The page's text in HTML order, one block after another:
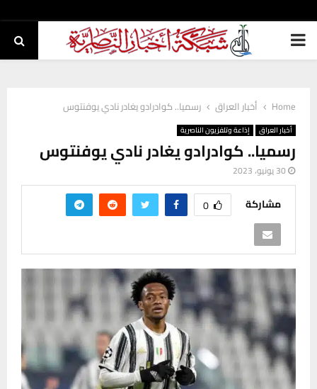
PRIMARY
Home أخبار العراق رسميا.. كوادرادو يغادر نادي يوفنتوس
أخبار العراق إذاعة وتلفزيون الناصرية
رسميا.. كوادرادو يغادر نادي يوفنتوس
30 يونيو، 2023
مشاركة 0